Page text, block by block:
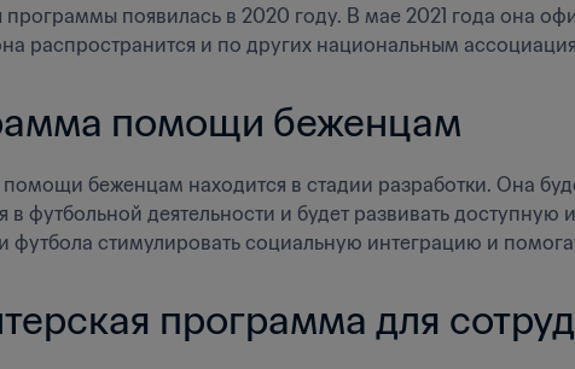
программы появилась в 2020 году. В мае 2021 года она
распространится и по других национальным
помощи беженцам
беженцам находится в стадии разработки. Она
в футбольной деятельности и будет развивать
стимулировать социальную интеграцию и
программа для